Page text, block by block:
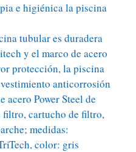
e higiénica la piscina
tubular es duradera
y el marco de acero
protección, la piscina
anticorrosión
acero Power Steel de
filtro, cartucho de filtro,
medidas:
color: gris